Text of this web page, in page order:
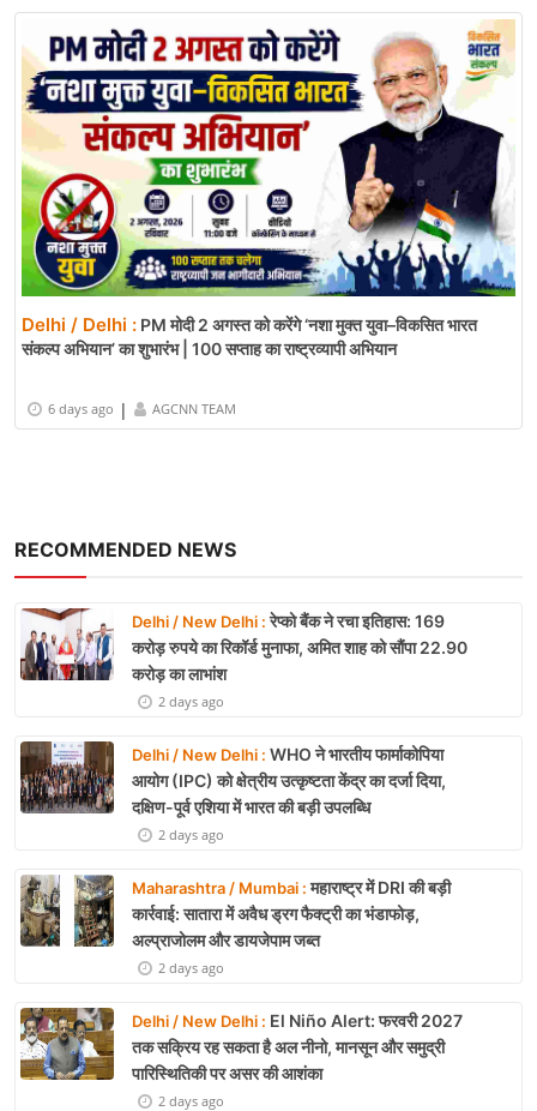
RECOMMENDED NEWS
Delhi / New Delhi :रेप्को बैंक ने रचा इतिहास: 169
करोड़ रुपये का रिकॉर्ड मुनाफा, अमित शाह को सौंपा 22.90
करोड़ का लाभांश
2 days ago
Delhi / New Delhi : WHO ने भारतीय फार्माकोपिया
आयोग (IPC) को क्षेत्रीय उत्कृष्टता केंद्र का दर्जा दिया,
दक्षिण-पूर्व एशिया में भारत की बड़ी उपलब्धि
2 days ago
Maharashtra / Mumbai :महाराष्ट्र में DRI की बड़ी
कार्रवाई: सातारा में अवैध ड्रग फैक्ट्री का भंडाफोड़,
अल्प्राजोलम और डायजेपाम जब्त
2 days ago
Delhi / New Delhi : El Niño Alert: फरवरी 2027
तक सक्रिय रह सकता है अल नीनो, मानसून और समुद्री
पारिस्थितिकी पर असर की आशंका
2 days ago
Delhi / Delhi : PM मोदी 2 अगस्त को करेंगे ‘नशा मुक्त युवा–विकसित भारत
संकल्प अभियान’ का शुभारंभ | 100 सप्ताह का राष्ट्रव्यापी अभियान
6 days ago | AGCNN TEAM